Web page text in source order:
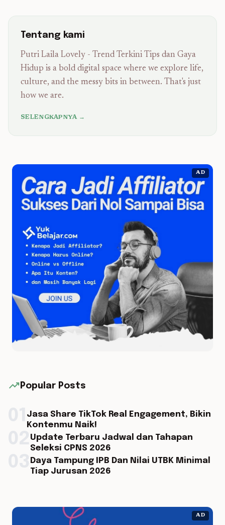
Tentang kami
Putri Laila Lovely - Trend Terkini Tips dan Gaya
Hidup is a bold digital space where we explore life,
culture, and the messy bits in between. That's just
how we are.
SELENGKAPNYA →
AD
trending_up Popular Posts
Jasa Share TikTok Real Engagement, Bikin
Kontenmu Naik!
Update Terbaru Jadwal dan Tahapan
Seleksi CPNS 2026
Daya Tampung IPB Dan Nilai UTBK Minimal
Tiap Jurusan 2026
AD